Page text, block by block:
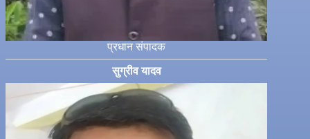
प्रधान संपादक
सुग्रीव यादव